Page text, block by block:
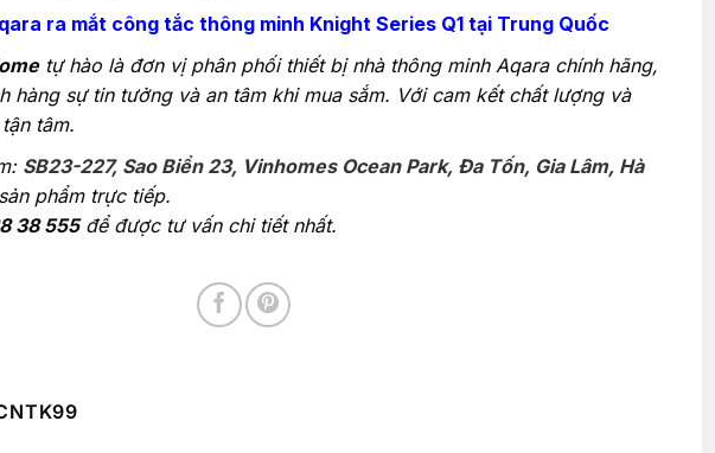
ra mắt công tắc thông minh Knight Series Q1 tại Trung Quốc
tự hào là đơn vị phân phối thiết bị nhà thông minh Aqara chính hãng,
hàng sự tin tưởng và an tâm khi mua sắm. Với cam kết chất lượng và
tâm.
SB23-227, Sao Biển 23, Vinhomes Ocean Park, Đa Tốn, Gia Lâm, Hà
phẩm trực tiếp.
38 555để được tư vấn chi tiết nhất.